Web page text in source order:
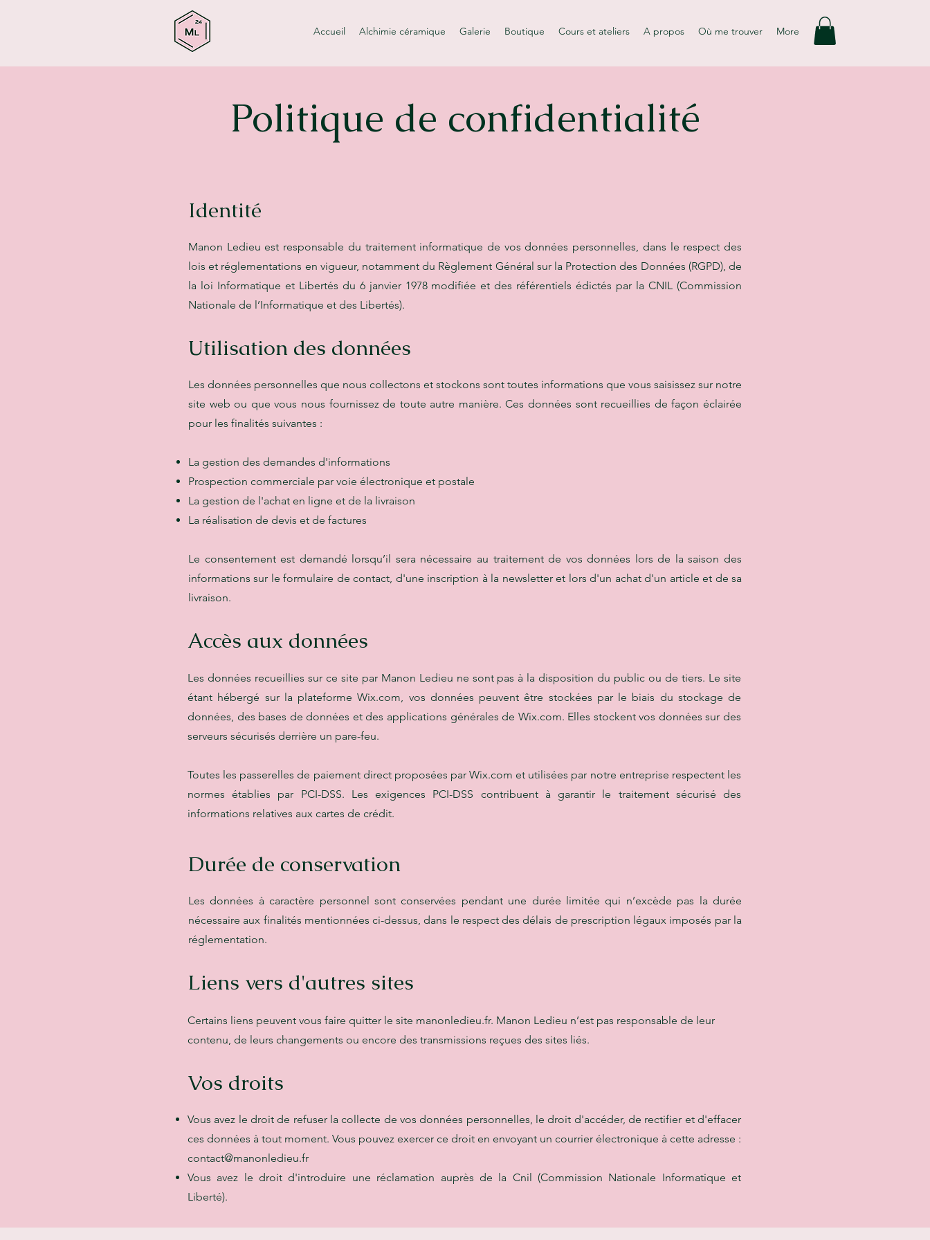
Accueil Alchimie céramique Galerie Boutique Cours et ateliers A propos Où me trouver More
Politique de confidentialité
Durée de conservation
Les données à caractère personnel sont conservées pendant une durée limitée qui n’excède pas la durée
nécessaire aux finalités mentionnées ci-dessus, dans le respect des délais de prescription légaux imposés par la
réglementation.
Liens vers d'autres sites
Certains liens peuvent vous faire quitter le site manonledieu.fr. Manon Ledieu n’est pas responsable de leur
contenu, de leurs changements ou encore des transmissions reçues des sites liés.
Vos droits
Vous avez le droit de refuser la collecte de vos données personnelles, le droit d'accéder, de rectifier et d'effacer
ces données à tout moment. Vous pouvez exercer ce droit en envoyant un courrier électronique à cette adresse :
contact@manonledieu.fr
Vous avez le droit d'introduire une réclamation auprès de la Cnil (Commission Nationale Informatique et
Liberté).
Accès aux données
Les données recueillies sur ce site par Manon Ledieu ne sont pas à la disposition du public ou de tiers. Le site
étant hébergé sur la plateforme Wix.com, vos données peuvent être stockées par le biais du stockage de
données, des bases de données et des applications générales de Wix.com. Elles stockent vos données sur des
serveurs sécurisés derrière un pare-feu.
Toutes les passerelles de paiement direct proposées par Wix.com et utilisées par notre entreprise respectent les
normes établies par PCI-DSS. Les exigences PCI-DSS contribuent à garantir le traitement sécurisé des
informations relatives aux cartes de crédit.
Identité
Manon Ledieu est responsable du traitement informatique de vos données personnelles, dans le respect des
lois et réglementations en vigueur, notamment du Règlement Général sur la Protection des Données (RGPD), de
la loi Informatique et Libertés du 6 janvier 1978 modifiée et des référentiels édictés par la CNIL (Commission
Nationale de l’Informatique et des Libertés).
Utilisation des données
Les données personnelles que nous collectons et stockons sont toutes informations que vous saisissez sur notre
site web ou que vous nous fournissez de toute autre manière. Ces données sont recueillies de façon éclairée
pour les finalités suivantes :
La gestion des demandes d'informations
Prospection commerciale par voie électronique et postale
La gestion de l'achat en ligne et de la livraison
La réalisation de devis et de factures
Le consentement est demandé lorsqu’il sera nécessaire au traitement de vos données lors de la saison des
informations sur le formulaire de contact, d'une inscription à la newsletter et lors d'un achat d'un article et de sa
livraison.